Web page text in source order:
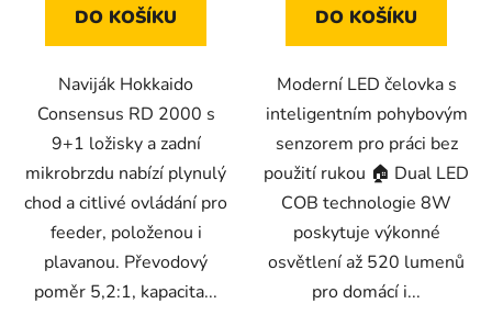
DO KOŠÍKU
Naviják Hokkaido
Consensus RD 2000 s
9+1 ložisky a zadní
mikrobrzdu nabízí plynulý
chod a citlivé ovládání pro
feeder, položenou i
plavanou. Převodový
poměr 5,2:1, kapacita...
DO KOŠÍKU
Moderní LED čelovka s
inteligentním pohybovým
senzorem pro práci bez
použití rukou 🏠 Dual LED
COB technologie 8W
poskytuje výkonné
osvětlení až 520 lumenů
pro domácí i...